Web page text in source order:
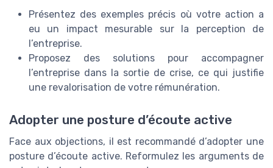
Présentez des exemples précis où votre action a
eu un impact mesurable sur la perception de
l’entreprise.
Proposez des solutions pour accompagner
l’entreprise dans la sortie de crise, ce qui justifie
une revalorisation de votre rémunération.
Adopter une posture d’écoute active
Face aux objections, il est recommandé d’adopter une
posture d’écoute active. Reformulez les arguments de